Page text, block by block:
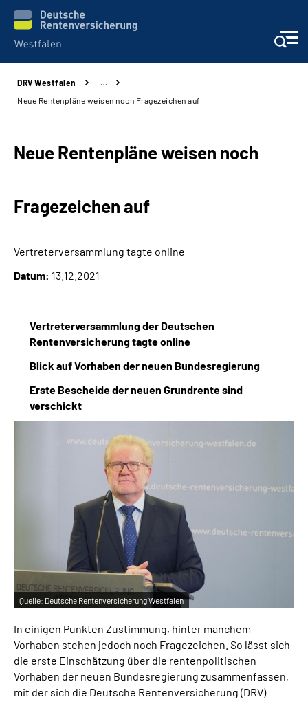
Kontakt und Beratung
Presse
Über uns
Leichte Sprache
Mein Kundenportal
DRV Westfalen
…
Neue Rentenpläne weisen noch Fragezeichen auf
Neue Rentenpläne weisen noch
Fragezeichen auf
Vertreterversammlung tagte online
Datum: 13.12.2021
Vertreterversammlung der Deutschen
Rentenversicherung tagte online
Blick auf Vorhaben der neuen Bundesregierung
Erste Bescheide der neuen Grundrente sind
verschickt
Quelle: Deutsche Rentenversicherung Westfalen
In einigen Punkten Zustimmung, hinter manchem
Vorhaben stehen jedoch noch Fragezeichen. So lässt sich
die erste Einschätzung über die rentenpolitischen
Vorhaben der neuen Bundesregierung zusammenfassen,
mit der sich die Deutsche Rentenversicherung (DRV)